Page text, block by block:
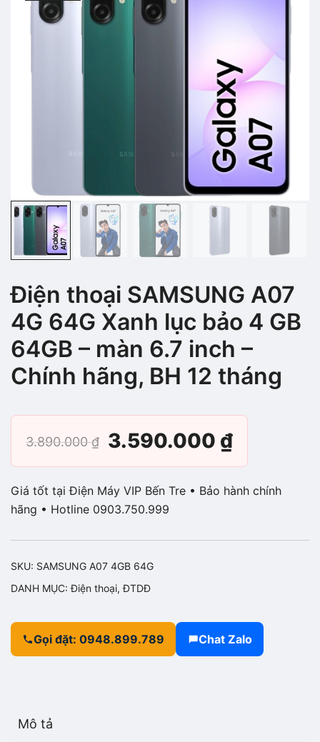
Điện thoại SAMSUNG A07
4G 64G Xanh lục bảo 4 GB
64GB – màn 6.7 inch –
Chính hãng, BH 12 tháng
3.890.000₫
Giá
gốc
là:
3.890.000 ₫.
3.590.000 ₫Giá
hiện
là:
Giá tốt tại Điện Máy VIP Bến Tre • Bảo hành chính
hãng • Hotline 0903.750.999
SKU: SAMSUNG A07 4GB 64G
DANH MỤC:Điện thoại,ĐTDĐ
Gọi đặt: 0948.899.789 Chat Zalo
Mô tả